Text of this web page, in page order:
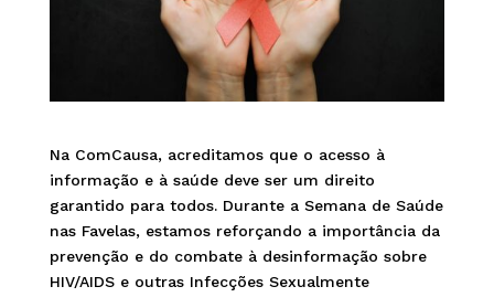
Na ComCausa, acreditamos que o acesso à
informação e à saúde deve ser um direito
garantido para todos. Durante a Semana de Saúde
nas Favelas, estamos reforçando a importância da
prevenção e do combate à desinformação sobre
HIV/AIDS e outras Infecções Sexualmente